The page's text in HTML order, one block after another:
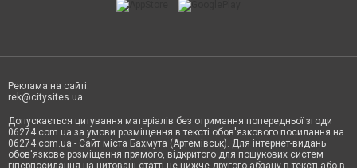
Реклама на сайті:
rek@citysites.ua
Допускається цитування матеріалів без отримання попередньої згоди
06274.com.ua за умови розміщення в тексті обов'язкового посилання на
06274.com.ua - Сайт міста Бахмута (Артемівськ). Для інтернет-видань
обов'язкове розміщення прямого, відкритого для пошукових систем
гіперпосилання на цитовані статті не нижче другого абзацу в тексті або в